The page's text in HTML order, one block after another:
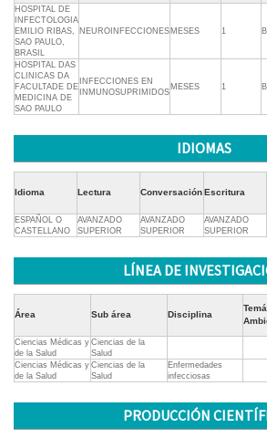
HOSPITAL DE
INFECTOLOGIA
EMILIO RIBAS,
SAO PAULO,
BRASIL
NEUROINFECCIONES MESES 1
HOSPITAL DAS
CLINICAS DA
FACULTADE DE
MEDICINA DE
SAO PAULO
INFECCIONES EN
INMUNOSUPRIMIDOS
MESES 1
IDIOMAS
Idioma Lectura ConversaciónEscritura
ESPAÑOL O
CASTELLANO
AVANZADO
SUPERIOR
AVANZADO
SUPERIOR
AVANZADO
SUPERIOR
LÍNEA DE
Área Sub área Disciplina
Ciencias Médicas y
de la Salud
Ciencias de la
Salud
Ciencias Médicas y
de la Salud
Ciencias de la
Salud
Enfermedades
infecciosas
PRODUCCIÓN